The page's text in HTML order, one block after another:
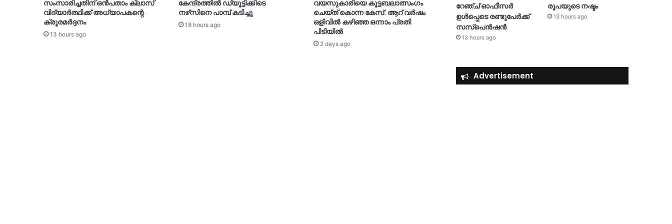
സംസാരിച്ചതിന് ഒൻപതാം ക്ലാസ്
വിദ്യാർത്ഥിക്ക് അധ്യാപകന്റെ
ക്രൂരമർദ്ദനം
13 hours ago
കേന്ദ്രത്തിൽ ഡ്യൂട്ടിക്കിടെ
നഴ്‌സിനെ പാമ്പ് കടിച്ചു
18 hours ago
വയസുകാരിയെ കൂട്ടബലാത്സംഗം
ചെയ്ത് കൊന്ന കേസ്: ആറ് വർഷം
ഒളിവിൽ കഴിഞ്ഞ ഒന്നാം പ്രതി
പിടിയിൽ
2 days ago
റേഞ്ച് ഓഫീസർ
ഉൾപ്പെടെ രണ്ടുപേർക്ക്
സസ്‌പെൻഷൻ
13 hours ago
രൂപയുടെ നഷ്ടം
13 hours ago
Advertisement